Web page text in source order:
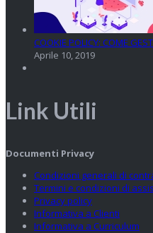
COOKIE POLICY: COME
Aprile 10, 2019
Link Utili
Documenti Privacy
Condizioni generali di
Termini e condizioni di
Privacy policy
Informativa a Clienti
Informativa a Curriculum